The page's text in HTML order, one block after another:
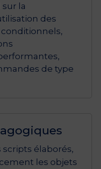
la
des
de type
scripts élaborés,
les objets